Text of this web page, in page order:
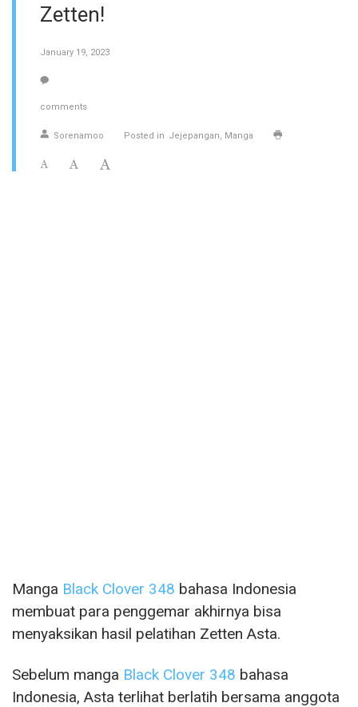
Zetten!
January 19, 2023
comments
Sorenamoo Posted in Jejepangan Manga
Manga Black Clover 348 bahasa Indonesia
membuat para penggemar akhirnya bisa
menyaksikan hasil pelatihan Zetten Asta.
Sebelum manga Black Clover 348 bahasa
Indonesia, Asta terlihat berlatih bersama anggota